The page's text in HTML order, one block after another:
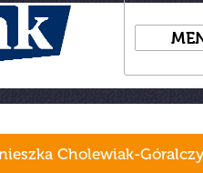
Cholewiak-